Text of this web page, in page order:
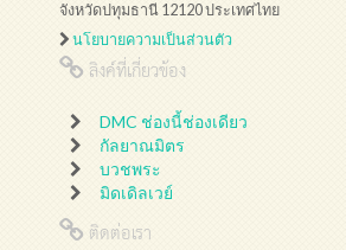
จังหวัดปทุมธานี 12120 ประเทศไทย
นโยบายความเป็นส่วนตัว
ลิงค์ที่เกี่ยวข้อง
DMC ช่องนี้ช่องเดียว
กัลยาณมิตร
บวชพระ
มิดเดิลเวย์
ติดต่อเรา